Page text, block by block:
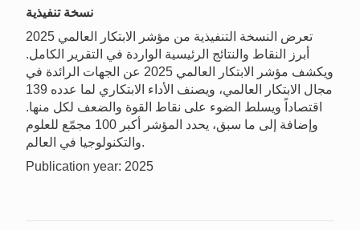
نسخة تنفيذية
تعرض النسخة التنفيذية من مؤشر الابتكار العالمي 2025
أبرز النقاط والنتائج الرئيسية الواردة في التقرير الكامل.
ويكشف مؤشر الابتكار العالمي 2025 عن الجهات الرائدة في
مجال الابتكار العالمي، ويصنف الأداء الابتكاري لما عدده 139
اقتصاداً ويسلط الضوء على نقاط القوة والضعف لكل منها.
وإضافة إلى ما سبق، يحدد المؤشر أكبر 100 مجمّع للعلوم
والتكنولوجيا في العالم.
Publication year: 2025